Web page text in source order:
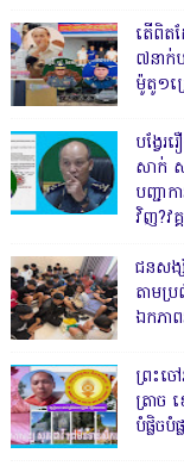
តើពិ
៧នាក់
ម៉ូតូ១គ្
បង្វែ
សាក់
បញ្ជាក
វិញ?វគ្
ជនសង្
តាមប្រ
ឯកភាព
ព្រះច
ត្រាច
បំផ្លិច